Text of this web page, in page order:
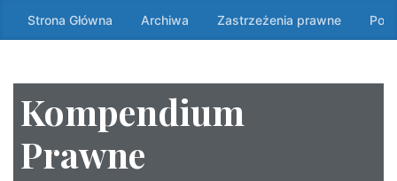
Przeskocz
do
↷
Strona Główna Archiwa Zastrzeżenia prawne
Kompendium
Prawne